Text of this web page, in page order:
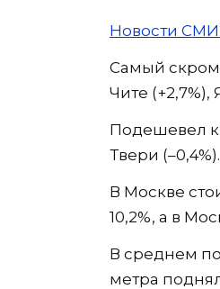
Новости
Самый
Чите (+2,7%),
Подешевел
Твери (–0,4%).
В Москве
10,2%, а в
В среднем
метра